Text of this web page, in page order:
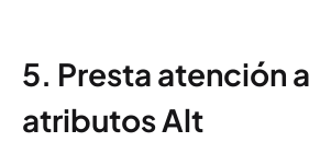
5. Presta atención
atributos Alt